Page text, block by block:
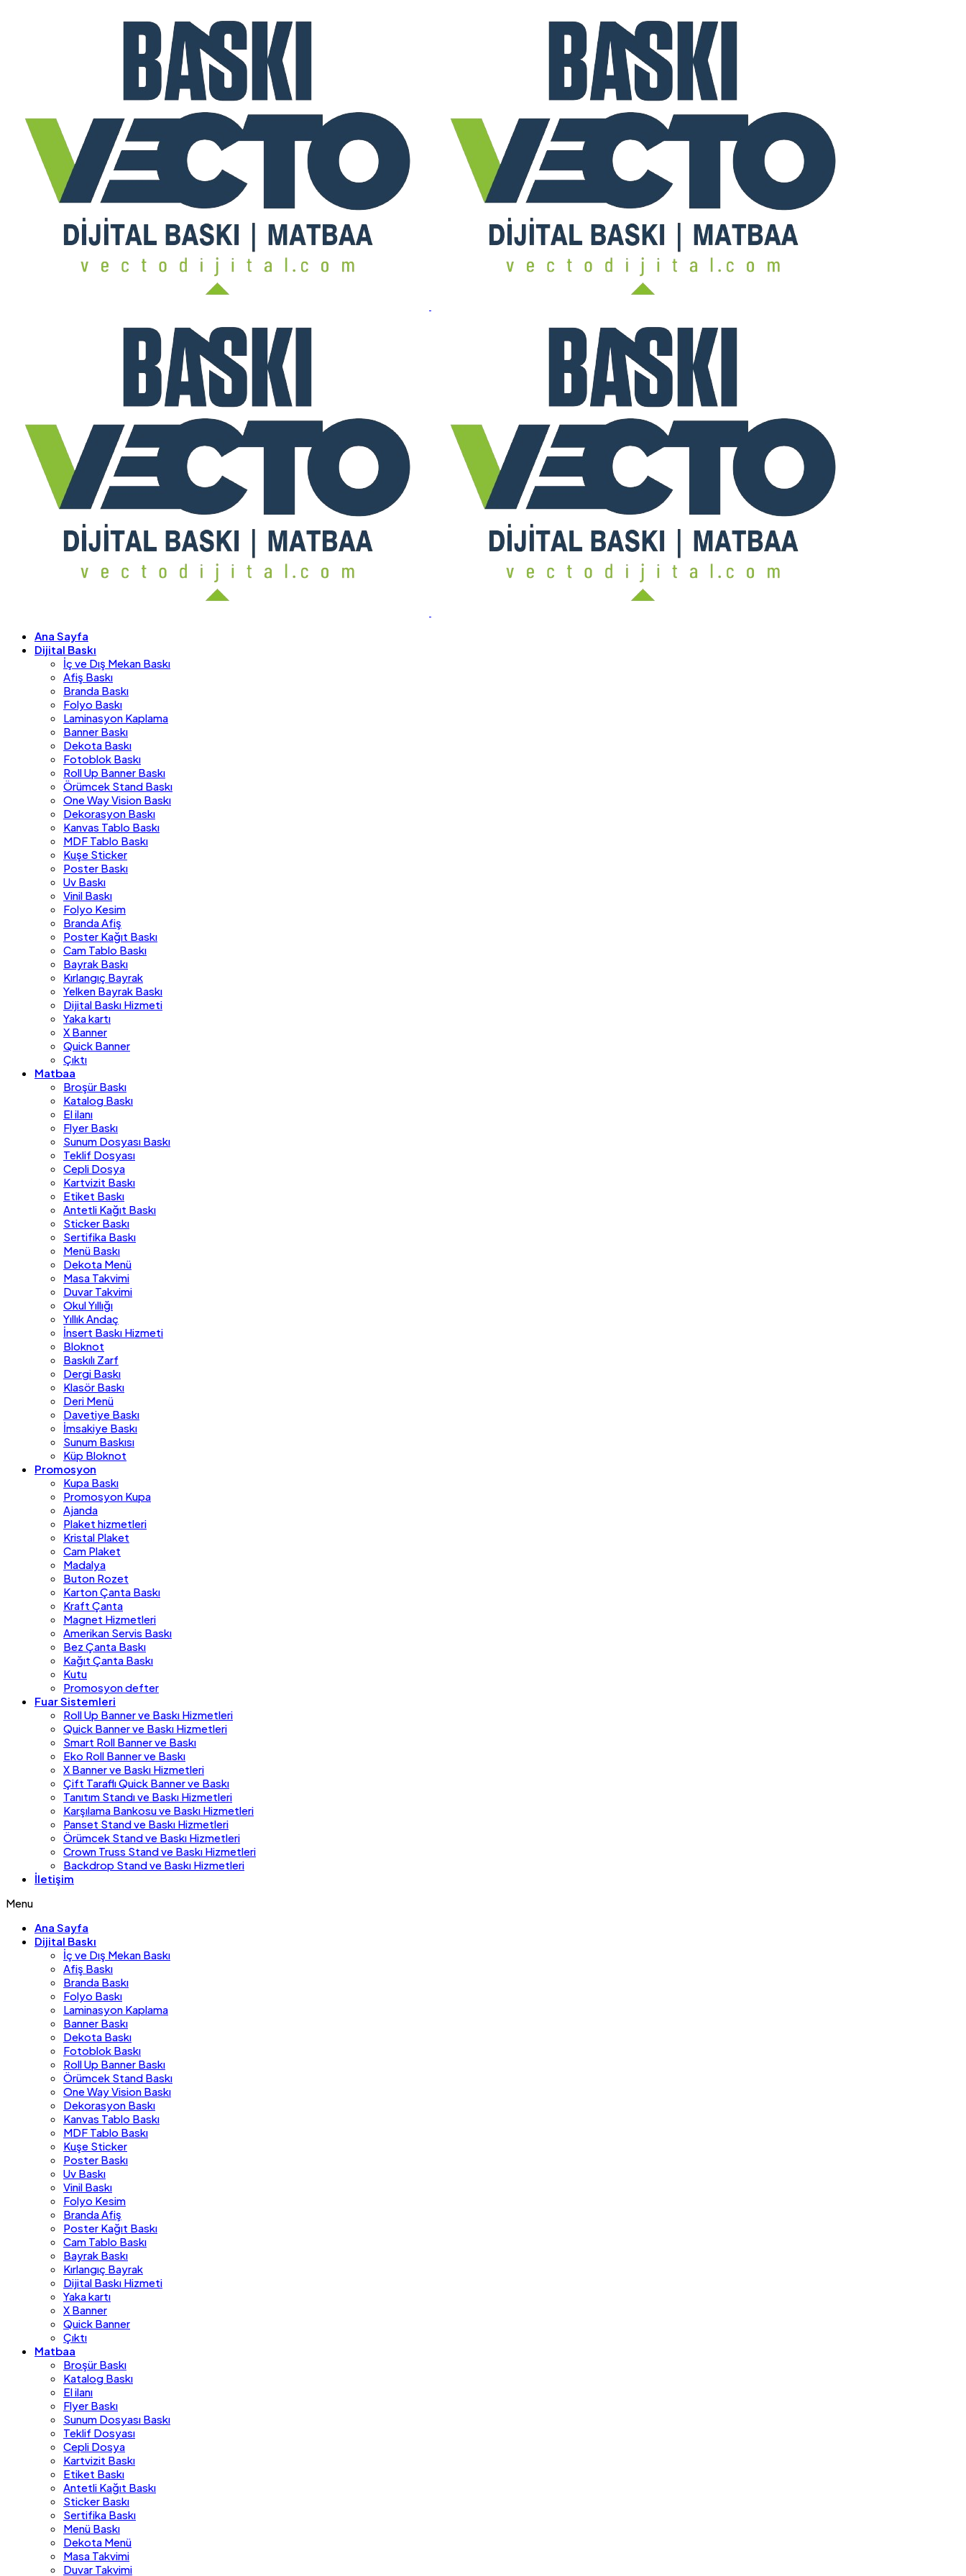
Ana Sayfa
Dijital Baskı
İç ve Dış Mekan Baskı
Afiş Baskı
Branda Baskı
Folyo Baskı
Laminasyon Kaplama
Banner Baskı
Dekota Baskı
Fotoblok Baskı
Roll Up Banner Baskı
Örümcek Stand Baskı
One Way Vision Baskı
Dekorasyon Baskı
Kanvas Tablo Baskı
MDF Tablo Baskı
Kuşe Sticker
Poster Baskı
Uv Baskı
Vinil Baskı
Folyo Kesim
Branda Afiş
Poster Kağıt Baskı
Cam Tablo Baskı
Bayrak Baskı
Kırlangıç Bayrak
Yelken Bayrak Baskı
Dijital Baskı Hizmeti
Yaka kartı
X Banner
Quick Banner
Çıktı
Matbaa
Broşür Baskı
Katalog Baskı
El ilanı
Flyer Baskı
Sunum Dosyası Baskı
Teklif Dosyası
Cepli Dosya
Kartvizit Baskı
Etiket Baskı
Antetli Kağıt Baskı
Sticker Baskı
Sertifika Baskı
Menü Baskı
Dekota Menü
Masa Takvimi
Duvar Takvimi
Okul Yıllığı
Yıllık Andaç
İnsert Baskı Hizmeti
Bloknot
Baskılı Zarf
Dergi Baskı
Klasör Baskı
Deri Menü
Davetiye Baskı
İmsakiye Baskı
Sunum Baskısı
Küp Bloknot
Promosyon
Kupa Baskı
Promosyon Kupa
Ajanda
Plaket hizmetleri
Kristal Plaket
Cam Plaket
Madalya
Buton Rozet
Karton Çanta Baskı
Kraft Çanta
Magnet Hizmetleri
Amerikan Servis Baskı
Bez Çanta Baskı
Kağıt Çanta Baskı
Kutu
Promosyon defter
Fuar Sistemleri
Roll Up Banner ve Baskı Hizmetleri
Quick Banner ve Baskı Hizmetleri
Smart Roll Banner ve Baskı
Eko Roll Banner ve Baskı
X Banner ve Baskı Hizmetleri
Çift Taraflı Quick Banner ve Baskı
Tanıtım Standı ve Baskı Hizmetleri
Karşılama Bankosu ve Baskı Hizmetleri
Panset Stand ve Baskı Hizmetleri
Örümcek Stand ve Baskı Hizmetleri
Crown Truss Stand ve Baskı Hizmetleri
Backdrop Stand ve Baskı Hizmetleri
İletişim
Menu
Ana Sayfa
Dijital Baskı
İç ve Dış Mekan Baskı
Afiş Baskı
Branda Baskı
Folyo Baskı
Laminasyon Kaplama
Banner Baskı
Dekota Baskı
Fotoblok Baskı
Roll Up Banner Baskı
Örümcek Stand Baskı
One Way Vision Baskı
Dekorasyon Baskı
Kanvas Tablo Baskı
MDF Tablo Baskı
Kuşe Sticker
Poster Baskı
Uv Baskı
Vinil Baskı
Folyo Kesim
Branda Afiş
Poster Kağıt Baskı
Cam Tablo Baskı
Bayrak Baskı
Kırlangıç Bayrak
Dijital Baskı Hizmeti
Yaka kartı
X Banner
Quick Banner
Çıktı
Matbaa
Broşür Baskı
Katalog Baskı
El ilanı
Flyer Baskı
Sunum Dosyası Baskı
Teklif Dosyası
Cepli Dosya
Kartvizit Baskı
Etiket Baskı
Antetli Kağıt Baskı
Sticker Baskı
Sertifika Baskı
Menü Baskı
Dekota Menü
Masa Takvimi
Duvar Takvimi